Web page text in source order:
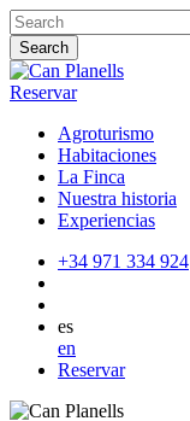
Skip
to
main
content
Search
Close
Search
Reservar
Agroturismo
Habitaciones
La Finca
Nuestra historia
Experiencias
+34 971 334 924
es
en
Reservar